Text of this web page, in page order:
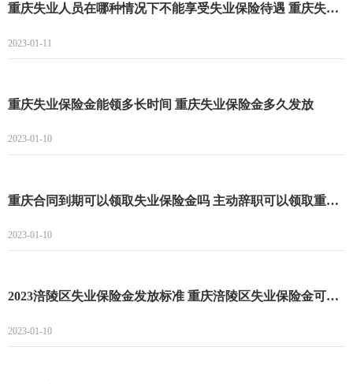
重庆失业人员在哪种情况下不能享受失业保险待遇 重庆失业人员享受的失业保险待遇有哪些
2023-01-11
重庆失业保险金能领多长时间 重庆失业保险金多久发放
2023-01-10
重庆合同到期可以领取失业保险金吗 主动辞职可以领取重庆失业保险金吗
2023-01-10
2023涪陵区失业保险金发放标准 重庆涪陵区失业保险金可以领多长时间
2023-01-10